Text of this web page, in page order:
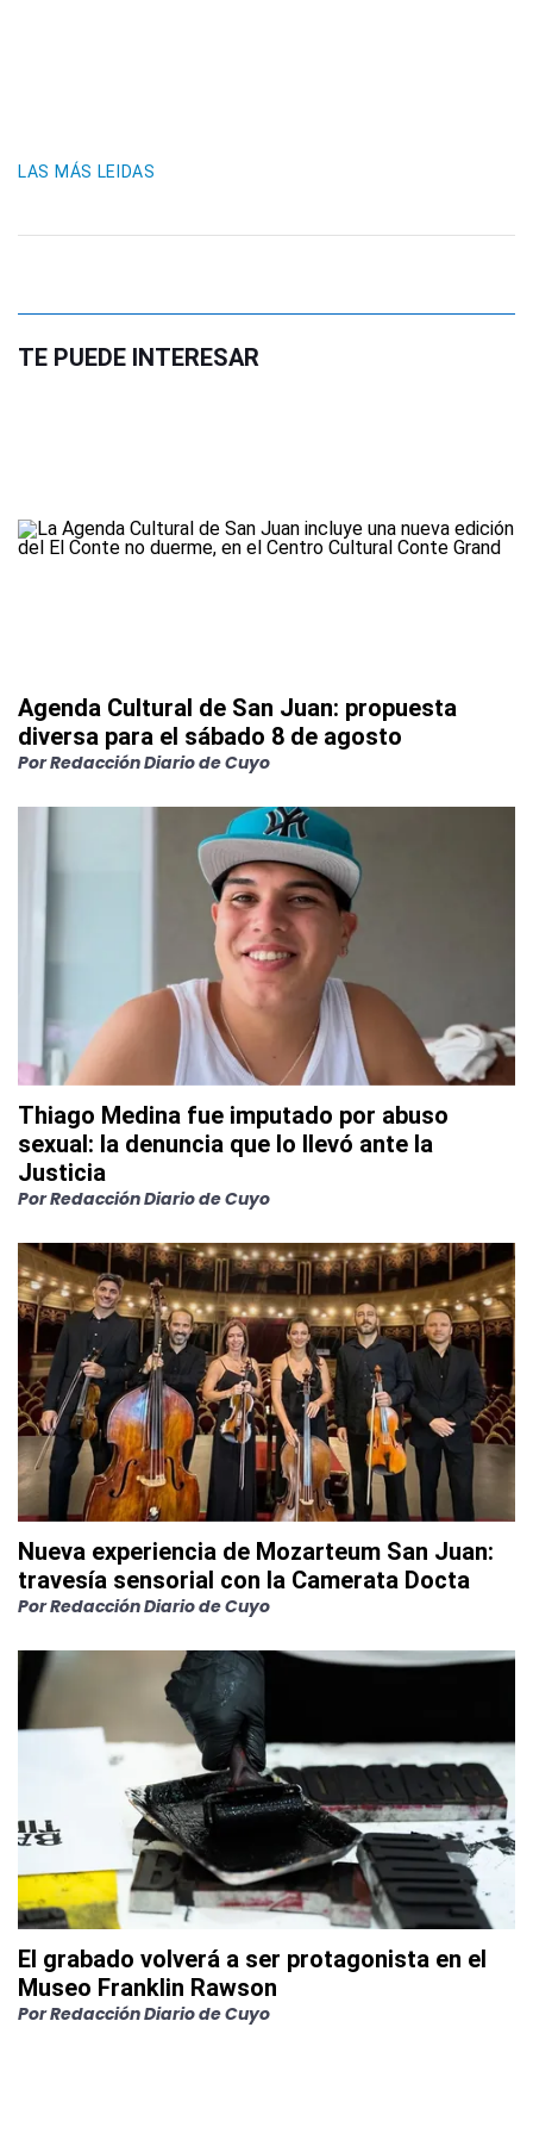
LAS MÁS LEIDAS
TE PUEDE INTERESAR
Agenda Cultural de San Juan: propuesta
diversa para el sábado 8 de agosto
PorRedacción Diario de Cuyo
Thiago Medina fue imputado por abuso
sexual: la denuncia que lo llevó ante la
Justicia
PorRedacción Diario de Cuyo
Nueva experiencia de Mozarteum San Juan:
travesía sensorial con la Camerata Docta
PorRedacción Diario de Cuyo
El grabado volverá a ser protagonista en el
Museo Franklin Rawson
PorRedacción Diario de Cuyo